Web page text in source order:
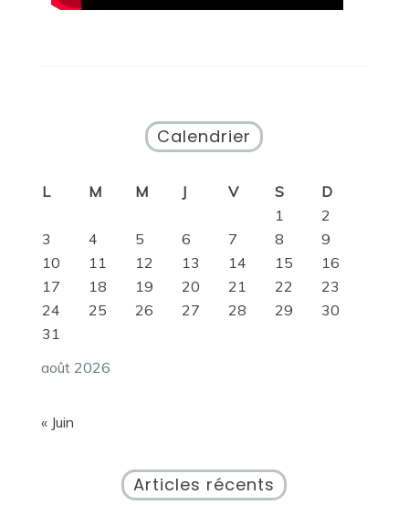
Calendrier
août 2026
L M M J V S
D
1
2
3
4 5 6 7 8
9
10
11 12 13 14 15
16
17
18 19 20 21 22
23
24
25 26 27 28 29
30
31
« Juin
Articles récents